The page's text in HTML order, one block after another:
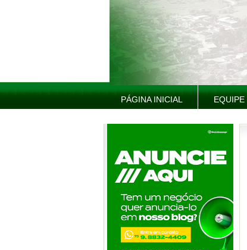
PÁGINA INICIAL EQUIPE